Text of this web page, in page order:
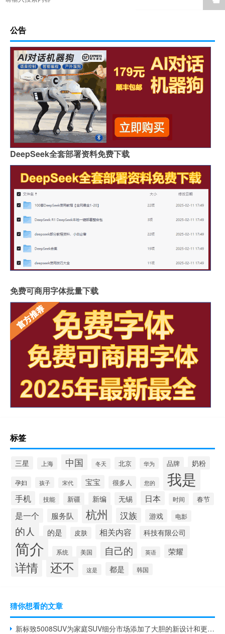
公告
DeepSeek全套部署资料免费下载
免费可商用字体批量下载
标签
三星 上海 中国 冬天 北京 华为 品牌 奶粉
孕妇 孩子 宋代 宝宝 很多人 您的 我是
手机 技能 新疆 新编 无锡 日本 时间 春节
是一个 服务队 杭州 汉族 游戏 电影
的人 的是 皮肤 相关内容 科技有限公司
简介 系统 美国 自己的 英语 荣耀
详情 还不 这是 都是 韩国
猜你想看的文章
新标致5008SUV为家庭SUV细分市场添加了大胆的新设计和更多技术